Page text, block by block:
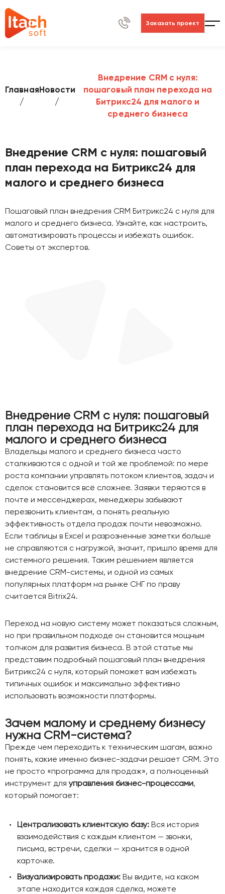
Заказать проект
ГлавнаяНовости
Внедрение CRM с нуля:
пошаговый план перехода на
Битрикс24 для малого и
среднего бизнеса
Внедрение CRM с нуля: пошаговый
план перехода на Битрикс24 для
малого и среднего бизнеса
Пошаговый план внедрения CRM Битрикс24 с нуля для
малого и среднего бизнеса. Узнайте, как настроить,
автоматизировать процессы и избежать ошибок.
Советы от экспертов.
Внедрение CRM с нуля: пошаговый
план перехода на Битрикс24 для
малого и среднего бизнеса
Владельцы малого и среднего бизнеса часто
сталкиваются с одной и той же проблемой: по мере
роста компании управлять потоком клиентов, задач и
сделок становится всё сложнее. Заявки теряются в
почте и мессенджерах, менеджеры забывают
перезвонить клиентам, а понять реальную
эффективность отдела продаж почти невозможно.
Если таблицы в Excel и разрозненные заметки больше
не справляются с нагрузкой, значит, пришло время для
системного решения. Таким решением является
внедрение CRM-системы, и одной из самых
популярных платформ на рынке СНГ по праву
считается Bitrix24.
Переход на новую систему может показаться сложным,
но при правильном подходе он становится мощным
толчком для развития бизнеса. В этой статье мы
представим подробный пошаговый план внедрения
Битрикс24 с нуля, который поможет вам избежать
типичных ошибок и максимально эффективно
использовать возможности платформы.
Зачем малому и среднему бизнесу
нужна CRM-система?
Прежде чем переходить к техническим шагам, важно
понять, какие именно бизнес-задачи решает CRM. Это
не просто «программа для продаж», а полноценный
инструмент дляуправления бизнес-процессами,
который помогает:
Централизовать клиентскую базу: Вся история
взаимодействия с каждым клиентом — звонки,
письма, встречи, сделки — хранится в одной
карточке.
Визуализировать продажи: Вы видите, на каком
этапе находится каждая сделка, можете